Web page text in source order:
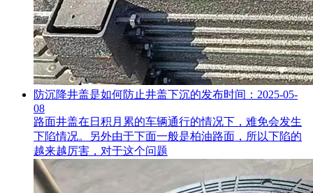
防沉降井盖是如何防止井盖下沉的发布时间：2025-05-
08
路面井盖在日积月累的车辆通行的情况下，难免会发生
下陷情况。另外由于下面一般是柏油路面，所以下陷的
越来越厉害，对于这个问题